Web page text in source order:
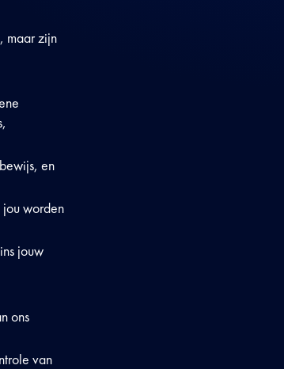
maar zijn
en
worden
jouw
ons
van